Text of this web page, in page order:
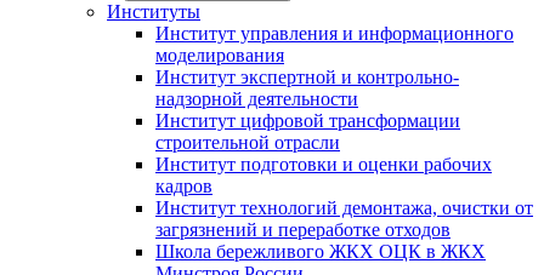
Институты
Институт управления и информационного
моделирования
Институт экспертной и контрольно-
надзорной деятельности
Институт цифровой трансформации
строительной отрасли
Институт подготовки и оценки рабочих
кадров
Институт технологий демонтажа, очистки от
загрязнений и переработке отходов
Школа бережливого ЖКХ ОЦК в ЖКХ